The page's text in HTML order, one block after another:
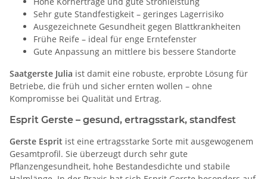
Sehr gute Standfestigkeit – geringes Lagerrisiko
Ausgezeichnete Gesundheit gegen Blattkrankheiten
Frühe Reife – ideal für enge Erntefenster
Gute Anpassung an mittlere bis bessere Standorte
Saatgerste Julia ist damit eine robuste, erprobte Lösung für
Betriebe, die früh und sicher ernten wollen – ohne
Kompromisse bei Qualität und Ertrag.
Esprit Gerste – gesund, ertragsstark, standfest
Gerste Esprit ist eine ertragsstarke Sorte mit ausgewogenem
Gesamtprofil. Sie überzeugt durch sehr gute
Pflanzengesundheit, hohe Bestandesdichte und stabile